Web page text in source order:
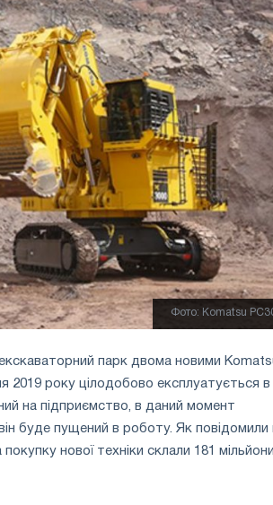
Фото: Komatsu
парк двома новими
2019 року цілодобово експлуатується в
на підприємство, в даний момент
буде пущений в роботу. Як повідомили
нової техніки склали 181 мільйони